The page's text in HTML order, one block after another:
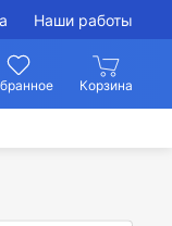
Наши работы